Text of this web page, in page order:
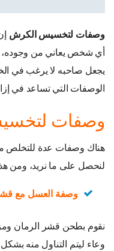
وصفات لتخسيس الكرش
أي شخص يعاني من وجوده،
يجعل صاحبه لا يرغب في
الوصفات التي تساعد في
وصفات
هناك وصفات عدة للتخلص
لنحصل على ما نريد، ومن
وصفة العسل مع
نقوم بطحن قشر الرمان
وعاء ليتم التناول منه